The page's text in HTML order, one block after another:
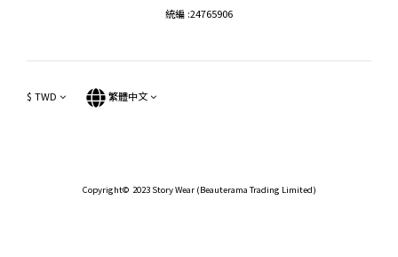
統編 :24765906
$ TWD 繁體中文
Copyright© 2023 Story Wear (Beauterama Trading Limited)